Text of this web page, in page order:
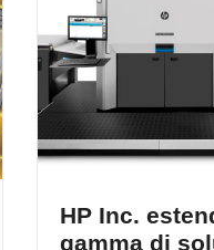
HP Inc.
gamma di